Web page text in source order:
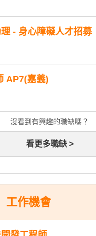
- 身心障礙人才招募
AP7(嘉義)
沒看到有興趣的職缺嗎？
看更多職缺 >
工作機會